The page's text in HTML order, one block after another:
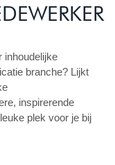
inhoudelijke
branche? Lijkt
inspirerende
plek voor je bij